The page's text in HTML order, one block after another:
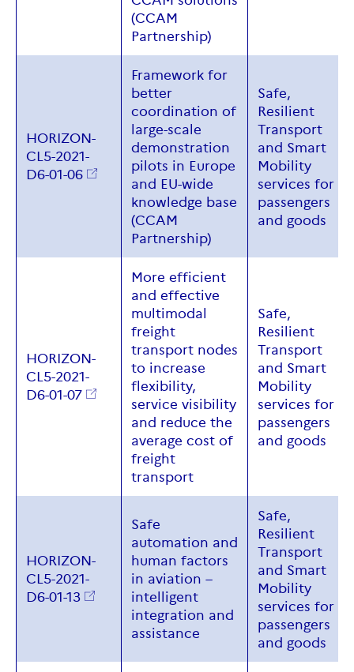
(CCAM
Partnership)
HORIZON-
CL5-2021-
D6-01-06
Framework for
better
coordination of
large-scale
demonstration
pilots in Europe
and EU-wide
knowledge base
(CCAM
Partnership)
Safe,
Resilient
Transport
and Smart
Mobility
services for
passengers
and goods
HORIZON-
CL5-2021-
D6-01-07
More efficient
and effective
multimodal
freight
transport nodes
to increase
flexibility,
service visibility
and reduce the
average cost of
freight
transport
Safe,
Resilient
Transport
and Smart
Mobility
services for
passengers
and goods
HORIZON-
CL5-2021-
D6-01-13
Safe
automation and
human factors
in aviation –
intelligent
integration and
assistance
Safe,
Resilient
Transport
and Smart
Mobility
services for
passengers
and goods